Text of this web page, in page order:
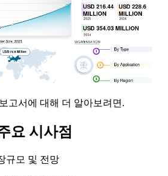
고서에 대해 더 알아보려면.
요 시사점
규모 및 전망